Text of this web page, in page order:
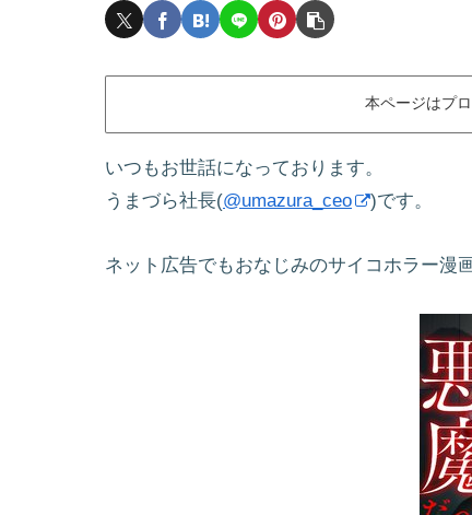
本ページはプ
いつもお世話になっております。
うまづら社長(@umazura_ceo )です。
ネット広告でもおなじみのサイコホラー漫